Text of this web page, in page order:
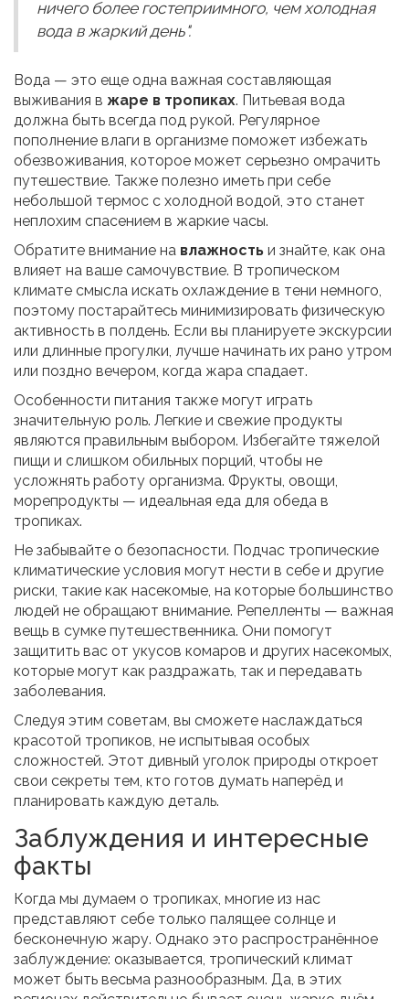
ничего более гостеприимного, чем холодная
вода в жаркий день".
Вода — это еще одна важная составляющая
выживания в жаре в тропиках. Питьевая вода
должна быть всегда под рукой. Регулярное
пополнение влаги в организме поможет избежать
обезвоживания, которое может серьезно омрачить
путешествие. Также полезно иметь при себе
небольшой термос с холодной водой, это станет
неплохим спасением в жаркие часы.
Обратите внимание на влажность и знайте, как она
влияет на ваше самочувствие. В тропическом
климате смысла искать охлаждение в тени немного,
поэтому постарайтесь минимизировать физическую
активность в полдень. Если вы планируете экскурсии
или длинные прогулки, лучше начинать их рано утром
или поздно вечером, когда жара спадает.
Особенности питания также могут играть
значительную роль. Легкие и свежие продукты
являются правильным выбором. Избегайте тяжелой
пищи и слишком обильных порций, чтобы не
усложнять работу организма. Фрукты, овощи,
морепродукты — идеальная еда для обеда в
тропиках.
Не забывайте о безопасности. Подчас тропические
климатические условия могут нести в себе и другие
риски, такие как насекомые, на которые большинство
людей не обращают внимание. Репелленты — важная
вещь в сумке путешественника. Они помогут
защитить вас от укусов комаров и других насекомых,
которые могут как раздражать, так и передавать
заболевания.
Следуя этим советам, вы сможете наслаждаться
красотой тропиков, не испытывая особых
сложностей. Этот дивный уголок природы откроет
свои секреты тем, кто готов думать наперёд и
планировать каждую деталь.
Заблуждения и интересные
факты
Когда мы думаем о тропиках, многие из нас
представляют себе только палящее солнце и
бесконечную жару. Однако это распространённое
заблуждение: оказывается, тропический климат
может быть весьма разнообразным. Да, в этих